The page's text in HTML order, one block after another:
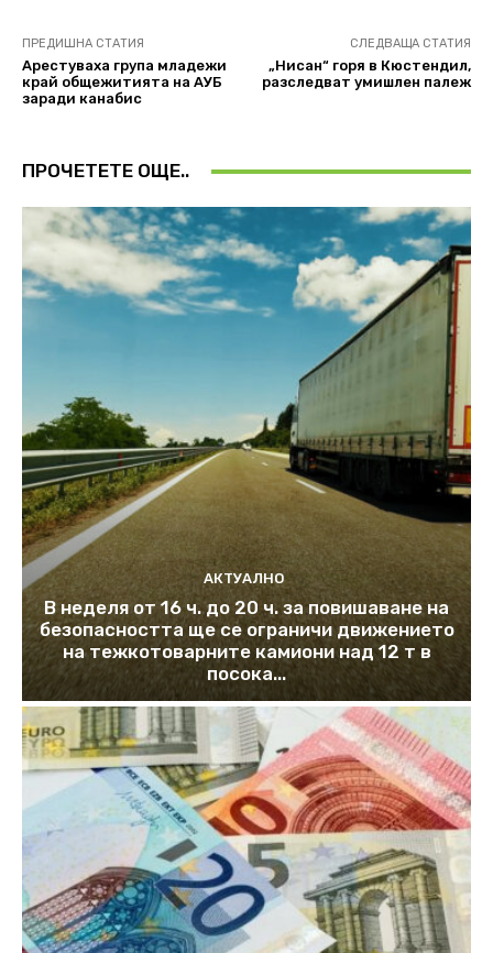
ПРЕДИШНА СТАТИЯ
Арестуваха група младежи
край общежитията на АУБ
заради канабис
СЛЕДВАЩА СТАТИЯ
„Нисан“ горя в Кюстендил,
разследват умишлен палеж
ПРОЧЕТЕТЕ ОЩЕ..
АКТУАЛНО
В неделя от 16 ч. до 20 ч. за повишаване на
безопасността ще се ограничи движението
на тежкотоварните камиони над 12 т в
посока...